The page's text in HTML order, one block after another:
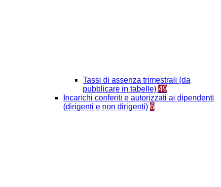
Tassi di assenza trimestrali (da
pubblicare in tabelle) 49
Incarichi conferiti e autorizzati ai dipendenti
(dirigenti e non dirigenti) 6